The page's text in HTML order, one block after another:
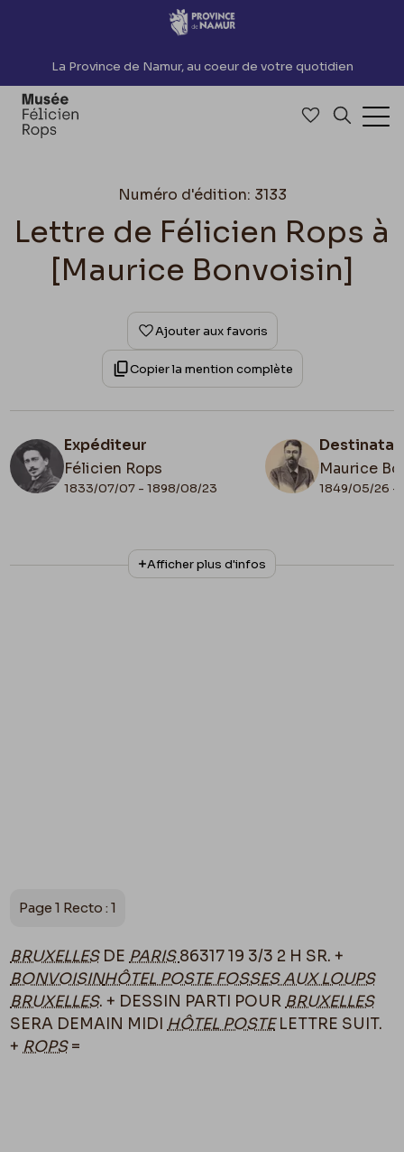
Accèder directement au contenu
La Province de Namur, au coeur de votre quotidien
Accéder à
Numéro d'édition: 3133
Lettre de Félicien Rops à
[Maurice Bonvoisin]
Ajouter aux favoris
Copier la mention complète
Expéditeur
Félicien Rops
1833/07/07 - 1898/08/23
Maurice
1849/05/26 -
N° d'inventaire
Bon/LE/75
Collationnage
Scan
Afficher plus d'infos
Page 1 Recto : 1
BRUXELLESDE PARIS86317 19 3/3 2 H SR. +
BONVOISINHÔTEL POSTE FOSSES AUX LOUPS
BRUXELLES. + DESSIN PARTI POUR BRUXELLES
SERA DEMAIN MIDI HÔTEL POSTELETTRE SUIT.
+ ROPS=